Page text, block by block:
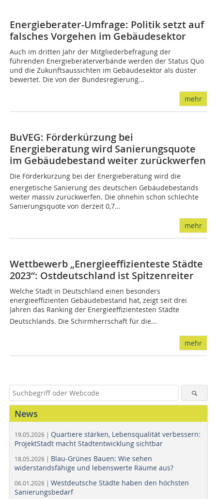
Energieberater-Umfrage: Politik setzt auf
falsches Vorgehen im Gebäudesektor
Auch im dritten Jahr der Mitgliederbefragung der
führenden Energieberaterverbände werden der Status Quo
und die Zukunftsaussichten im Gebäudesektor als düster
bewertet. Die von der Bundesregierung...
mehr
BuVEG: Förderkürzung bei
Energieberatung wird Sanierungsquote
im Gebäudebestand weiter zurückwerfen
Die Förderkürzung bei der Energieberatung wird die
energetische Sanierung des deutschen Gebäudebestands
weiter massiv zurückwerfen. Die ohnehin schon schlechte
Sanierungsquote von derzeit 0,7...
mehr
Wettbewerb „Energieeffizienteste Städte
2023“: Ostdeutschland ist Spitzenreiter
Welche Stadt in Deutschland einen besonders
energieeffizienten Gebäudebestand hat, zeigt seit drei
Jahren das Ranking der Energieeffizientesten Städte
Deutschlands. Die Schirmherrschaft für die...
mehr
News
19.05.2026 | Quartiere stärken, Lebensqualität verbessern:
ProjektStadt macht Stadtentwicklung sichtbar
18.05.2026 | Blau-Grünes Bauen: Wie sehen
widerstandsfähige und lebenswerte Räume aus?
06.01.2026 | Westdeutsche Städte haben den höchsten
Sanierungsbedarf